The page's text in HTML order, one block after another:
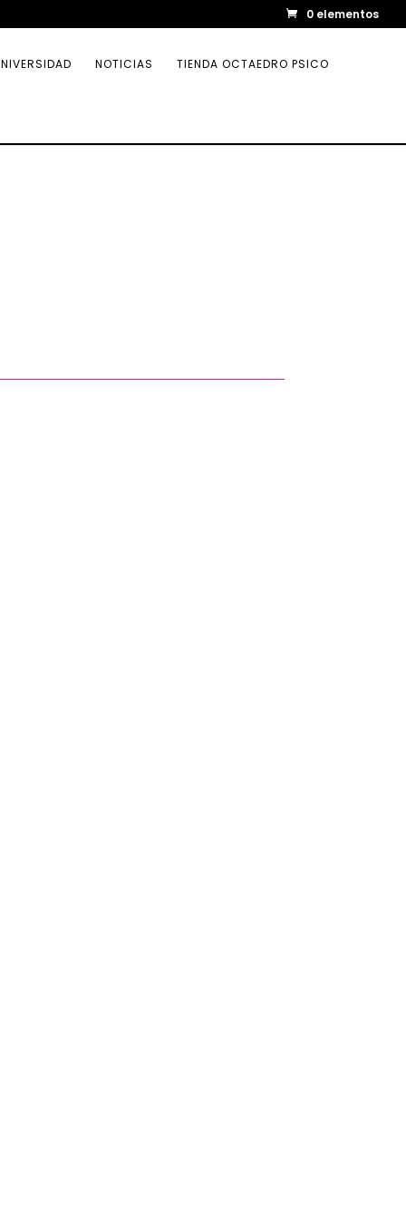
0 elementos
NOTICIAS TIENDA OCTAEDRO PSICO